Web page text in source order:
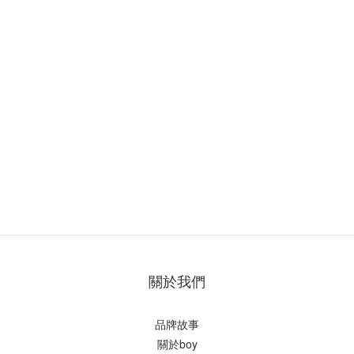
關於我們
品牌故事
關於boy